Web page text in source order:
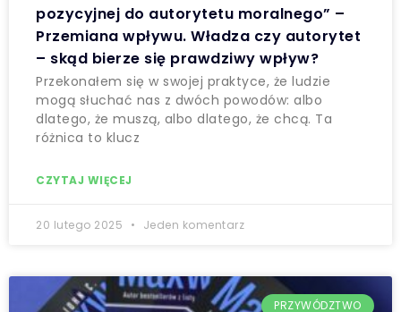
pozycyjnej do autorytetu moralnego” –
Przemiana wpływu. Władza czy autorytet
– skąd bierze się prawdziwy wpływ?
Przekonałem się w swojej praktyce, że ludzie
mogą słuchać nas z dwóch powodów: albo
dlatego, że muszą, albo dlatego, że chcą. Ta
różnica to klucz
CZYTAJ WIĘCEJ
20 lutego 2025 Jeden komentarz
PRZYWÓDZTWO